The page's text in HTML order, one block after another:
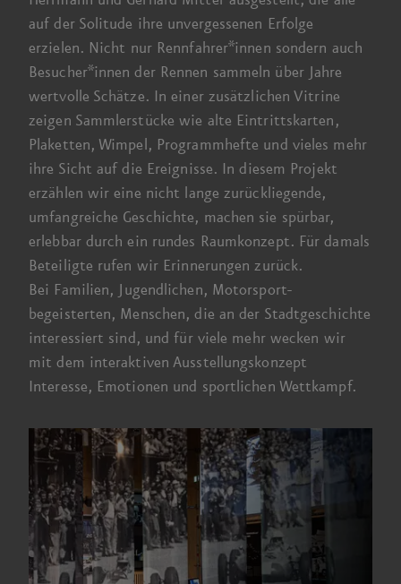
auf der Solitude ihre unvergessenen Erfolge
erzielen. Nicht nur Rennfahrer*innen sondern auch
Besucher*innen der Rennen sammeln über Jahre
wertvolle Schätze. In einerzusätzlichen Vitrine
zeigen Sammler­stücke wie alte Eintritts­karten,
Plaketten, Wimpel, Programm­hefte und vieles mehr
ihre Sicht auf die Ereignisse. In diesem Projekt
erzählen wir eine nicht lange zurück­liegende,
umfangreiche Geschichte, machen sie spürbar,
erlebbar durch ein rundes Raum­konzept. Für damals
Beteiligte rufen wir Erinnerungen zurück.
Bei Familien, Jugendlichen, Motorsport­
begeisterten, Menschen, die an der Stadt­geschichte
interessiert sind, und für viele mehr wecken wir
mit dem interaktiven Ausstellungs­konzept
Interesse, Emotionen und sportlichen Wettkampf.